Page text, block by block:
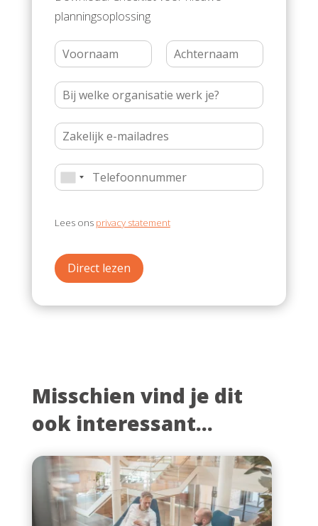
planningsoplossing
Lees ons privacy statement
Direct lezen
Misschien vind je dit
ook interessant...